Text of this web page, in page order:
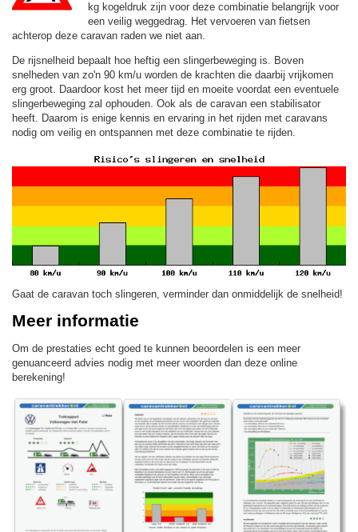
kg kogeldruk zijn voor deze combinatie belangrijk voor
een veilig weggedrag. Het vervoeren van fietsen
achterop deze caravan raden we niet aan.
De rijsnelheid bepaalt hoe heftig een slingerbeweging is. Boven
snelheden van zo'n 90 km/u worden de krachten die daarbij vrijkomen
erg groot. Daardoor kost het meer tijd en moeite voordat een eventuele
slingerbeweging zal ophouden. Ook als de caravan een stabilisator
heeft. Daarom is enige kennis en ervaring in het rijden met caravans
nodig om veilig en ontspannen met deze combinatie te rijden.
Gaat de caravan toch slingeren, verminder dan onmiddelijk de snelheid!
Meer informatie
Om de prestaties echt goed te kunnen beoordelen is een meer
genuanceerd advies nodig met meer woorden dan deze online
berekening!